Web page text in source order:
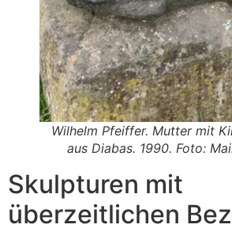
Wilhelm Pfeiffer. Mutter mit
aus Diabas. 1990. Foto:
Skulpturen mit
überzeitlichen